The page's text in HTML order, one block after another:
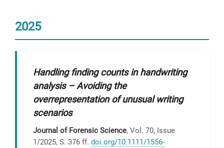
2025
Handling finding counts in handwriting
analysis – Avoiding the
overrepresentation of unusual writing
scenarios
Journal of Forensic Science, Vol. 70, Issue
1/2025, S. 376 ff. doi.org/10.1111/1556-